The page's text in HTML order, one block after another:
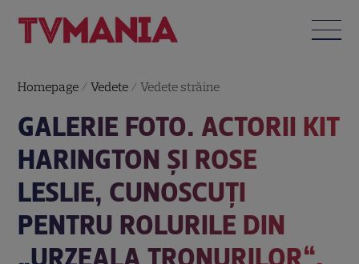
Homepage /Vedete /Vedete străine
GALERIE FOTO. ACTORII KIT
HARINGTON ŞI ROSE
LESLIE, CUNOSCUŢI
PENTRU ROLURILE DIN